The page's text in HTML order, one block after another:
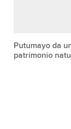
Putumayo da
patrimonio